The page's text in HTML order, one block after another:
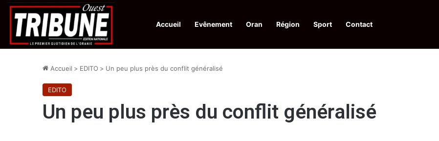
Accueil Evênement Oran Région Sport Contact
Infos en Direct: La revue El Djeïch : l’Algérie poursuit la réalisation d’acquis qualitatifs et historiques dans un climat de sécurité et de stabilité
Accueil > EDITO > Un peu plus près du conflit généralisé
EDITO
Un peu plus près du conflit généralisé